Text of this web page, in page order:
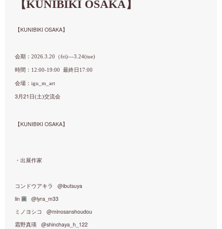
【KUNIBIKI OSAKA】
【KUNIBIKI OSAKA】
会期：2026.3.20（fri)---3.24(tue)
時間：12:00-19:00 最終日17:00
会場：igu_m_art
3月 21 日(土)交流会
【KUNIBIKI OSAKA】
・出展作家
コンドウアキラ @ibutsuya
lin 圖
@lyra_m33
ミノヨシコ
@minosanshoudou
霜野真瑛 @shinchaya_h_122